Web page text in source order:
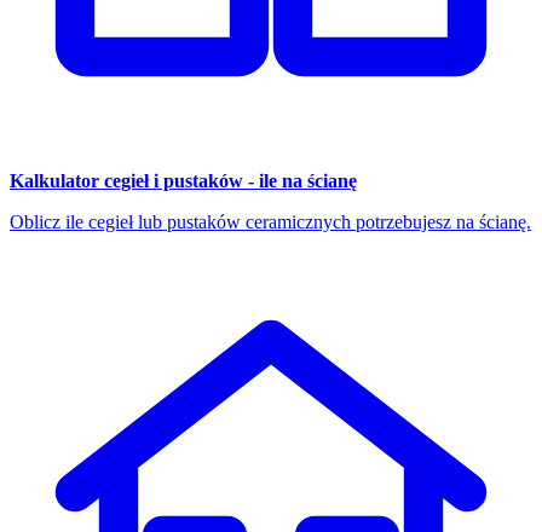
Kalkulator cegieł i pustaków - ile na ścianę
Oblicz ile cegieł lub pustaków ceramicznych potrzebujesz na ścianę.